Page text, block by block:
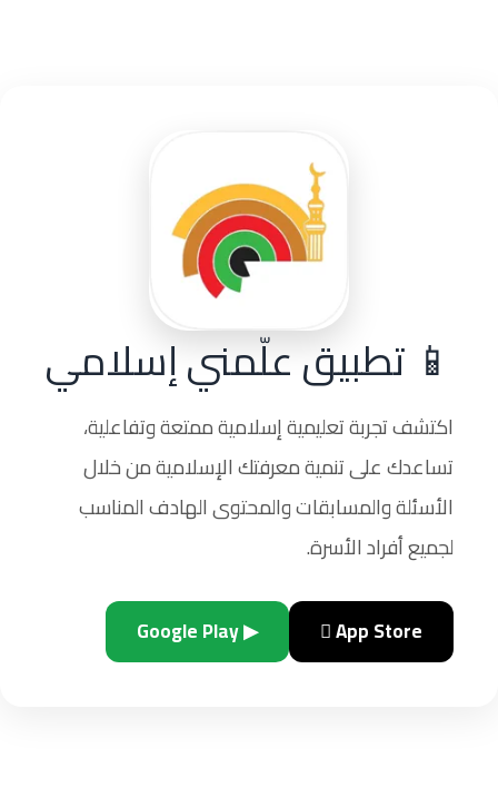
📱 تطبيق علّمني إسلامي
اكتشف تجربة تعليمية إسلامية ممتعة وتفاعلية،
تساعدك على تنمية معرفتك الإسلامية من خلال
الأسئلة والمسابقات والمحتوى الهادف المناسب
لجميع أفراد الأسرة.
 App Store
▶ Google Play